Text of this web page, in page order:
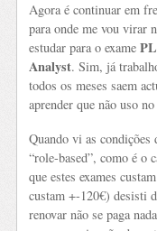
Agora é continuar em
para onde me vou virar
estudar para o exame
Analyst. Sim, já
todos os meses saem
aprender que não uso
Quando vi as condições
“role-based”, como é o
que estes exames
custam +-120€) desisti
renovar não se paga